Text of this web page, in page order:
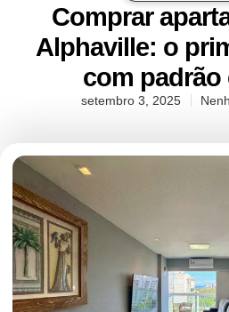
Comprar
Alphaville: o
com padrão
setembro 3, 2025